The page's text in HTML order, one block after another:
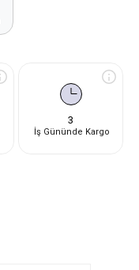
3
İş Gününde Kargo